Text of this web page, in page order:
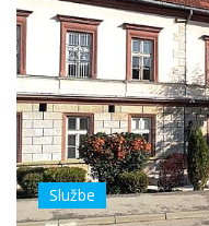
Službe